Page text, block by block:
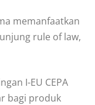
memanfaatkan
rule of law,
I-EU CEPA
bagi produk